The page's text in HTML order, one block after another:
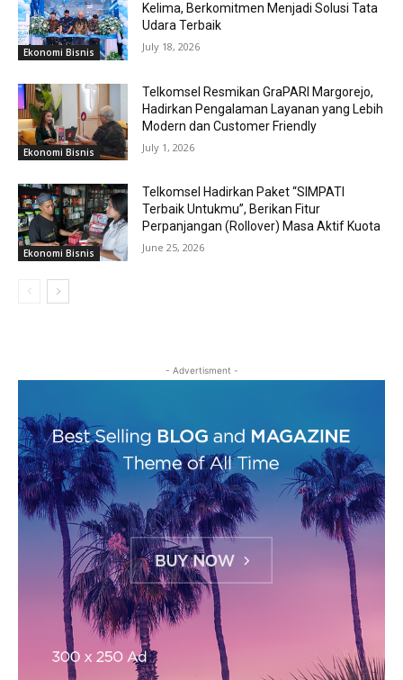
Ekonomi Bisnis
Kelima, Berkomitmen Menjadi Solusi Tata
Udara Terbaik
July 18, 2026
Ekonomi Bisnis
Telkomsel Resmikan GraPARI Margorejo,
Hadirkan Pengalaman Layanan yang Lebih
Modern dan Customer Friendly
July 1, 2026
Ekonomi Bisnis
Telkomsel Hadirkan Paket “SIMPATI
Terbaik Untukmu”, Berikan Fitur
Perpanjangan (Rollover) Masa Aktif Kuota
June 25, 2026
- Advertisment -